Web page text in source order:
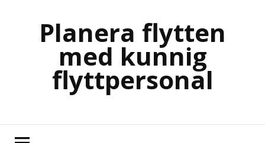
Planera flytten
med kunnig
flyttpersonal